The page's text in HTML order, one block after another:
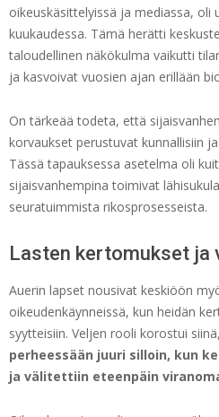
oikeuskäsittelyissä ja mediassa, oli
kuukaudessa. Tämä herätti
taloudellinen näkökulma vaikutti
ja kasvoivat vuosien ajan erillään
On tärkeää todeta, että
korvaukset perustuvat kunnallisiin
Tässä tapauksessa asetelma oli
sijaisvanhempina toimivat
seuratuimmista rikosprosesseista.
Lasten kertomukset ja
Auerin lapset nousivat keskiöön
oikeudenkäynneissä, kun heidän
syytteisiin. Veljen rooli korostui
perheessään juuri silloin, kun
ja välitettiin eteenpäin